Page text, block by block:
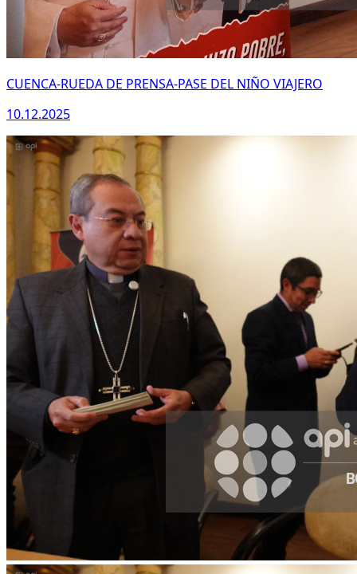
CUENCA-RUEDA DE PRENSA-PASE DEL NIÑO VIAJERO
10.12.2025